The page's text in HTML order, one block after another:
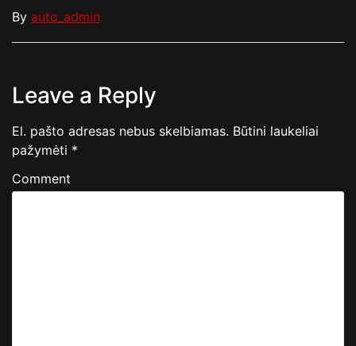
By auto_admin
Leave a Reply
El. pašto adresas nebus skelbiamas. Būtini laukeliai
pažymėti *
Comment